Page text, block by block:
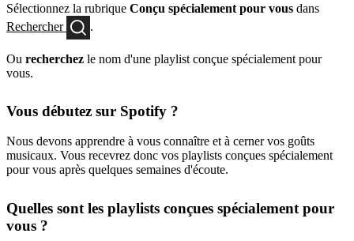
Sélectionnez la rubrique Conçu spécialement pour vous dans
Rechercher
Ou recherchez le nom d'une playlist conçue spécialement pour
vous.
Vous débutez sur Spotify ?
Nous devons apprendre à vous connaître et à cerner vos goûts
musicaux. Vous recevrez donc vos playlists conçues spécialement
pour vous après quelques semaines d'écoute.
Quelles sont les playlists conçues spécialement pour
vous ?